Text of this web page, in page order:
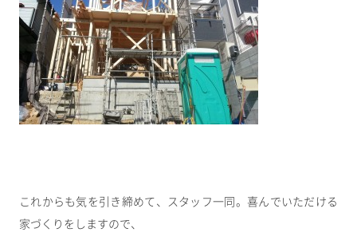
これからも気を引き締めて、スタッフ一同。喜んでいただける
家づくりをしますので、